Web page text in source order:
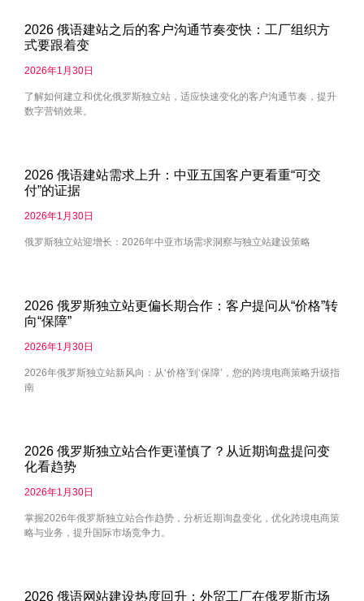
2026 俄语建站之后的客户沟通节奏变快：工厂组织方
式要跟着变
2026年1月30日
了解如何建立和优化俄罗斯独立站，适应快速变化的客户沟通节奏，提升
数字营销效果。
2026 俄语建站需求上升：中亚五国客户更看重“可交
付”的证据
2026年1月30日
俄罗斯独立站迎增长：2026年中亚市场需求洞察与独立站建设策略
2026 俄罗斯独立站更偏长期合作：客户提问从“价格”转
向“保障”
2026年1月30日
2026年俄罗斯独立站新风向：从‘价格’到‘保障’，您的跨境电商策略升级指
南
2026 俄罗斯独立站合作更谨慎了？从近期询盘提问变
化看趋势
2026年1月30日
掌握2026年俄罗斯独立站合作趋势，分析近期询盘变化，优化跨境电商策
略与业务，提升国际市场竞争力。
2026 俄语网站建设热度回升：外贸工厂在俄罗斯市场